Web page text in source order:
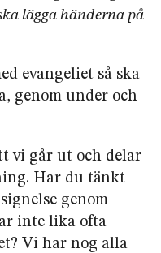
lägga händerna på
evangeliet så ska
genom under och
vi går ut och delar
Har du tänkt
genom
inte lika ofta
Vi har nog alla